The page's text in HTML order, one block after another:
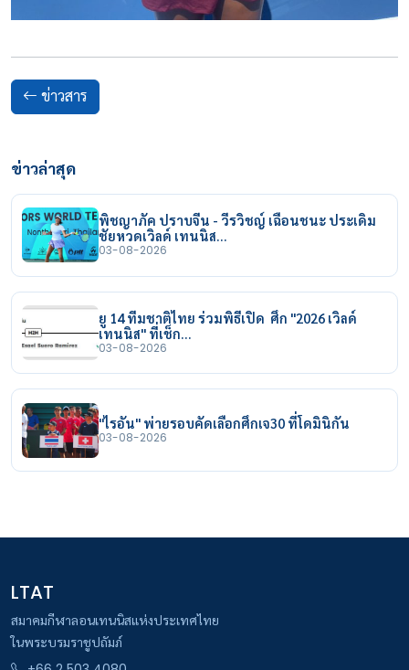
ข่าวสาร
ข่าวล่าสุด
พิชญาภัค ปราบจีน - วีรวิชญ์ เฉือนชนะ ประเดิม
ชัยหวดเวิลด์ เทนนิส…
03-08-2026
ยู 14 ทีมชาติไทย ร่วมพิธีเปิด ศึก "2026 เวิลด์
เทนนิส" ที่เช็ก…
03-08-2026
"ไรอัน" พ่ายรอบคัดเลือกศึกเจ30 ที่โดมินิกัน
03-08-2026
LTAT
สมาคมกีฬาลอนเทนนิสแห่งประเทศไทย
ในพระบรมราชูปถัมภ์